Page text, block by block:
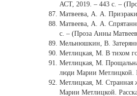
АСТ, 2019. – 443 с. –
Матвеева, А. А.
Матвеева, А. А.
с. – (Проза Анны
Мельнюшкин, В.
Метлицкая, М. В тихом
Метлицкая, М.
люди Марии Метлицкой.
Метлицкая, М. Странная
Марии Метлицкой.